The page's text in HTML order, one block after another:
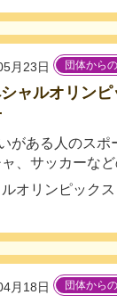
月23日 団体から
ャルオリン
がある人のスポ
、サッカーなど
オリンピック
月18日 団体から